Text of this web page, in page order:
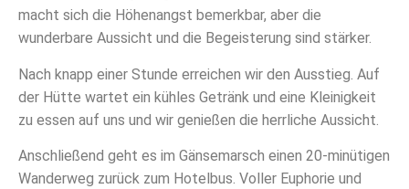
macht sich die Höhenangst bemerkbar, aber die
wunderbare Aussicht und die Begeisterung sind stärker.
Nach knapp einer Stunde erreichen wir den Ausstieg. Auf
der Hütte wartet ein kühles Getränk und eine Kleinigkeit
zu essen auf uns und wir genießen die herrliche Aussicht.
Anschließend geht es im Gänsemarsch einen 20-minütigen
Wanderweg zurück zum Hotelbus. Voller Euphorie und